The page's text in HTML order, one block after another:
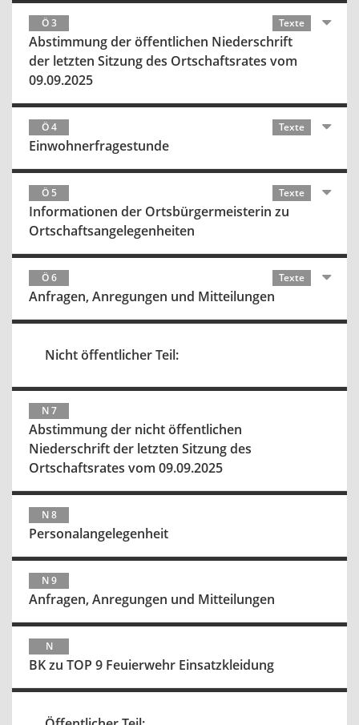
Ö 3 Texte
Abstimmung der öffentlichen Niederschrift
der letzten Sitzung des Ortschaftsrates vom
09.09.2025
Ö 4 Texte
Einwohnerfragestunde
Ö 5 Texte
Informationen der Ortsbürgermeisterin zu
Ortschaftsangelegenheiten
Ö 6 Texte
Anfragen, Anregungen und Mitteilungen
Nicht öffentlicher Teil:
N 7
Abstimmung der nicht öffentlichen
Niederschrift der letzten Sitzung des
Ortschaftsrates vom 09.09.2025
N 8
Personalangelegenheit
N 9
Anfragen, Anregungen und Mitteilungen
N
BK zu TOP 9 Feuierwehr Einsatzkleidung